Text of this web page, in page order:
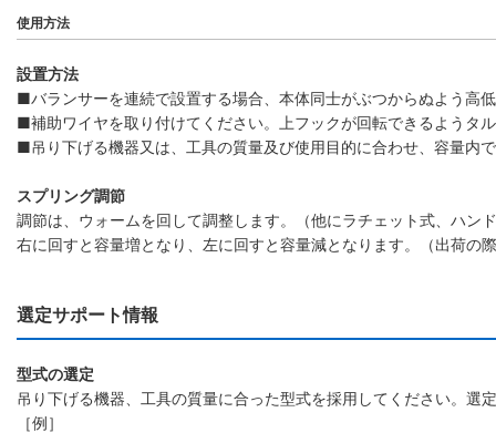
使用方法
設置方法
■バランサーを連続で設置する場合、本体同士がぶつからぬよう高
■補助ワイヤを取り付けてください。上フックが回転できるようタ
■吊り下げる機器又は、工具の質量及び使用目的に合わせ、容量内
スプリング調節
調節は、ウォームを回して調整します。（他にラチェット式、ハン
右に回すと容量増となり、左に回すと容量減となります。（出荷の
選定サポート情報
型式の選定
吊り下げる機器、工具の質量に合った型式を採用してください。
［例］